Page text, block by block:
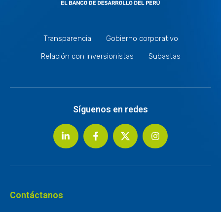
Transparencia
Gobierno corporativo
Relación con inversionistas
Subastas
Síguenos en redes
Contáctanos